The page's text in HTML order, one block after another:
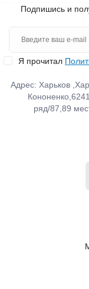
Подпишись и
Я прочитал
Адрес: Харьков
ряд/87,89